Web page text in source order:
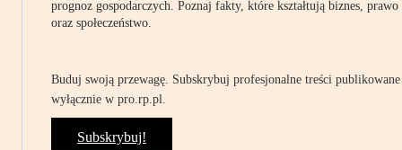
prognoz gospodarczych. Poznaj fakty, które kształtują biznes, prawo
oraz społeczeństwo.
Buduj swoją przewagę. Subskrybuj profesjonalne treści publikowane
wyłącznie w pro.rp.pl.
Subskrybuj!